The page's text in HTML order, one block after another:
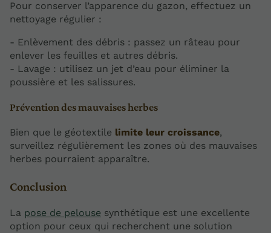
Pour conserver l’apparence du gazon, effectuez un
nettoyage régulier :
- Enlèvement des débris : passez un râteau pour
enlever les feuilles et autres débris.
- Lavage : utilisez un jet d’eau pour éliminer la
poussière et les salissures.
Prévention des mauvaises herbes
Bien que le géotextile limite leur croissance,
surveillez régulièrement les zones où des mauvaises
herbes pourraient apparaître.
Conclusion
La pose de pelouse synthétique est une excellente
option pour ceux qui recherchent une solution